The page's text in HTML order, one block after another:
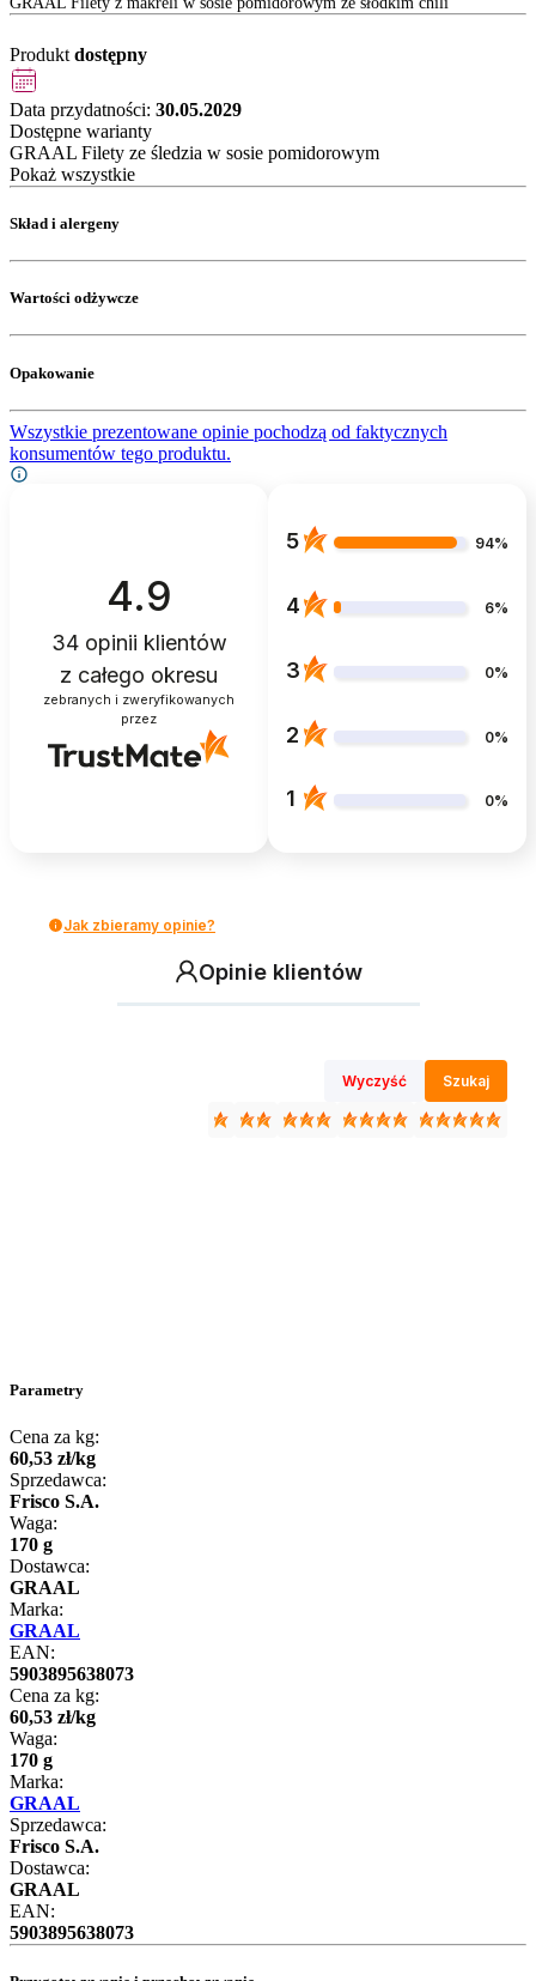
Produkt dostępny
Data przydatności: 30.05.2029
Dostępne warianty
GRAAL Filety ze śledzia w sosie pomidorowym
Pokaż wszystkie
Skład i alergeny
Wartości odżywcze
Opakowanie
Wszystkie prezentowane opinie pochodzą od faktycznych
konsumentów tego produktu.
4.9
34opinii klientów
z całego okresu
zebranych i zweryfikowanych
przez
5 94%
4 6%
3 0%
2 0%
1 0%
Jak zbieramy opinie?
Opinie klientów
Wyczyść Szukaj
Parametry
Cena za kg:
60,53 zł/kg
Sprzedawca:
Frisco S.A.
Waga:
170 g
Dostawca:
GRAAL
Marka:
GRAAL
EAN:
5903895638073
Cena za kg:
60,53 zł/kg
Waga:
170 g
Marka:
GRAAL
Sprzedawca:
Frisco S.A.
Dostawca:
GRAAL
EAN:
5903895638073